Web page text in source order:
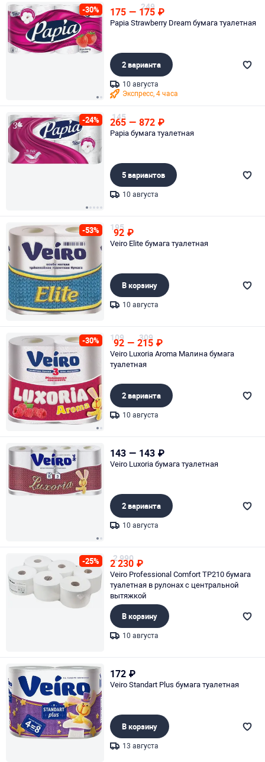
-30% 175 — 249
175 ₽
Papia Strawberry Dream бумага туалетная
2 варианта
10 августа
Экспресс, 4 часа
-24% 145
265 — 872 ₽
Papia бумага туалетная
5 вариантов
10 августа
-53% 195
92 ₽
Veiro Elite бумага туалетная
В корзину
10 августа
-30% 109
92 — 309
215 ₽
Veiro Luxoria Aroma Малина бумага
туалетная
2 варианта
10 августа
143 — 143 ₽
Veiro Luxoria бумага туалетная
2 варианта
10 августа
-25% 2 990
2 230 ₽
Veiro Professional Comfort TP210 бумага
туалетная в рулонах с центральной
вытяжкой
В корзину
10 августа
172 ₽
Veiro Standart Plus бумага туалетная
В корзину
13 августа